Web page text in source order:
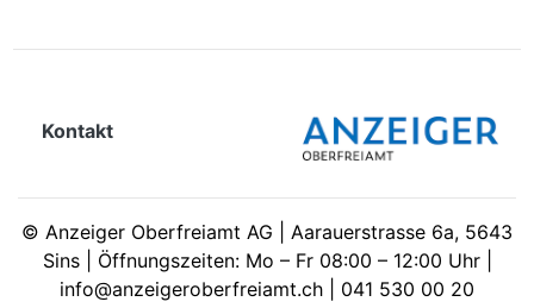
Kontakt
© Anzeiger Oberfreiamt AG | Aarauerstrasse 6a, 5643
Sins | Öffnungszeiten: Mo – Fr 08:00 – 12:00 Uhr |
info@anzeigeroberfreiamt.ch | 041 530 00 20